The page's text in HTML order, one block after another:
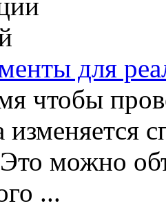
для
чтобы
изменяется
можно
...